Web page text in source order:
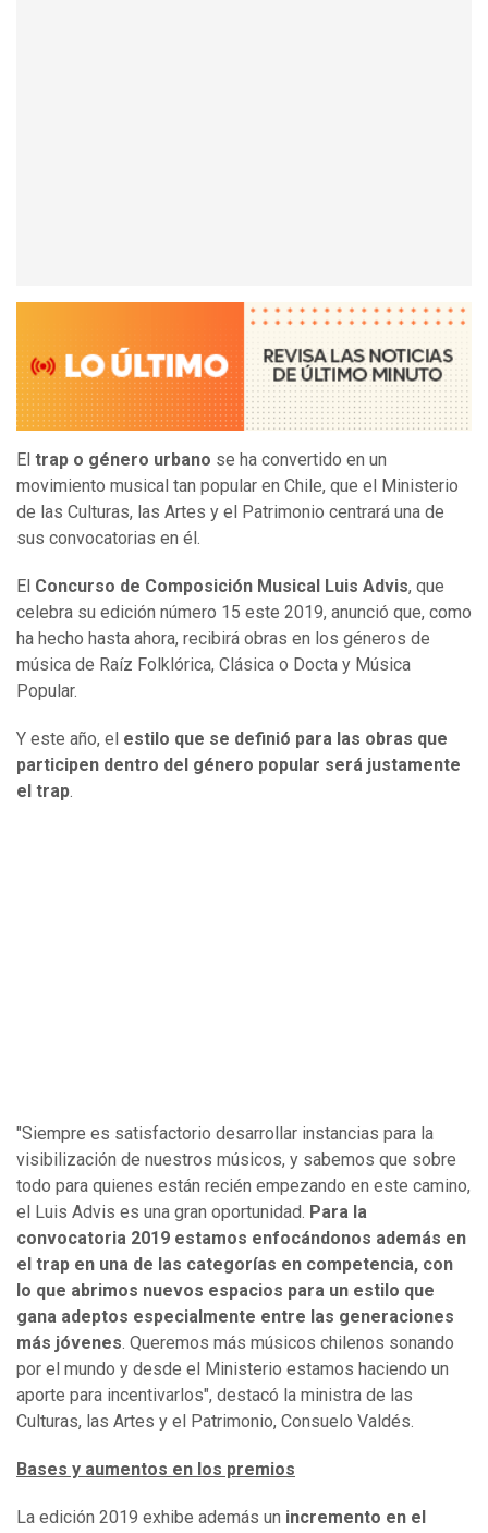
El trap o género urbano se ha convertido en un
movimiento musical tan popular en Chile, que el Ministerio
de las Culturas, las Artes y el Patrimonio centrará una de
sus convocatorias en él.
El Concurso de Composición Musical Luis Advis, que
celebra su edición número 15 este 2019, anunció que, como
ha hecho hasta ahora, recibirá obras en los géneros de
música de Raíz Folklórica, Clásica o Docta y Música
Popular.
Y este año, el estilo que se definió para las obras que
participen dentro del género popular será justamente
el trap.
"Siempre es satisfactorio desarrollar instancias para la
visibilización de nuestros músicos, y sabemos que sobre
todo para quienes están recién empezando en este camino,
el Luis Advis es una gran oportunidad. Para la
convocatoria 2019 estamos enfocándonos además en
el trap en una de las categorías en competencia, con
lo que abrimos nuevos espacios para un estilo que
gana adeptos especialmente entre las generaciones
más jóvenes. Queremos más músicos chilenos sonando
por el mundo y desde el Ministerio estamos haciendo un
aporte para incentivarlos", destacó la ministra de las
Culturas, las Artes y el Patrimonio, Consuelo Valdés.
Bases y aumentos en los premios
La edición 2019 exhibe además un incremento en el